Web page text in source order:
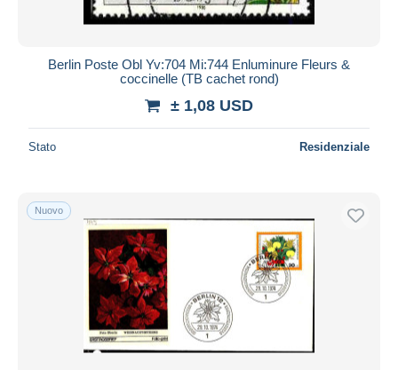
Berlin Poste Obl Yv:704 Mi:744 Enluminure Fleurs &
coccinelle (TB cachet rond)
± 1,08 USD
Stato Residenziale
Nuovo